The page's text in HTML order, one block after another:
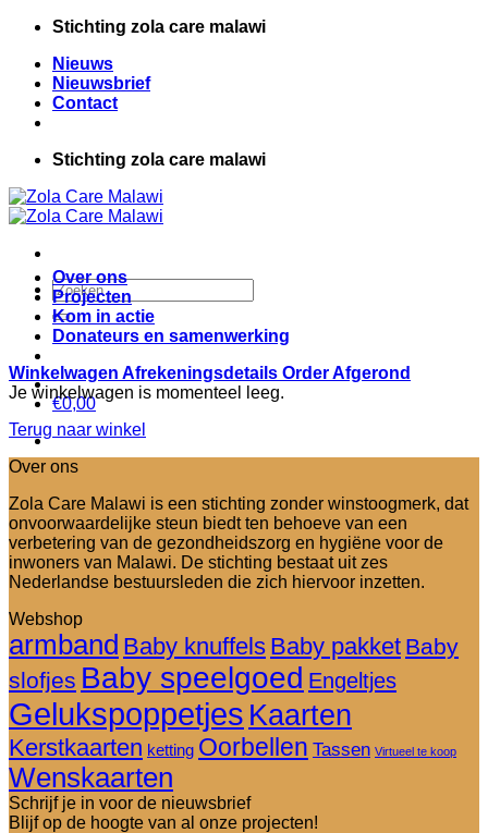
inhoud
Stichting zola care malawi
Nieuws
Nieuwsbrief
Contact
Stichting zola care malawi
Zoeken
naar:
€0,00
Over ons
Projecten
Kom in actie
Donateurs en samenwerking
Winkelwagen Afrekeningsdetails Order Afgerond
Je winkelwagen is momenteel leeg.
Terug naar winkel
Over ons
Zola Care Malawi is een stichting zonder winstoogmerk, dat
onvoorwaardelijke steun biedt ten behoeve van een
verbetering van de gezondheidszorg en hygiëne voor de
inwoners van Malawi. De stichting bestaat uit zes
Nederlandse bestuursleden die zich hiervoor inzetten.
Webshop
armband Baby knuffels Baby pakket Baby
slofjes Baby speelgoed Engeltjes
Gelukspoppetjes Kaarten
Kerstkaarten ketting Oorbellen Tassen Virtueel te koop
Wenskaarten
Schrijf je in voor de nieuwsbrief
Blijf op de hoogte van al onze projecten!